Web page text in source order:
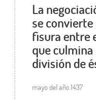
La
se
fisura entre
que
división de
mayo del año 1437